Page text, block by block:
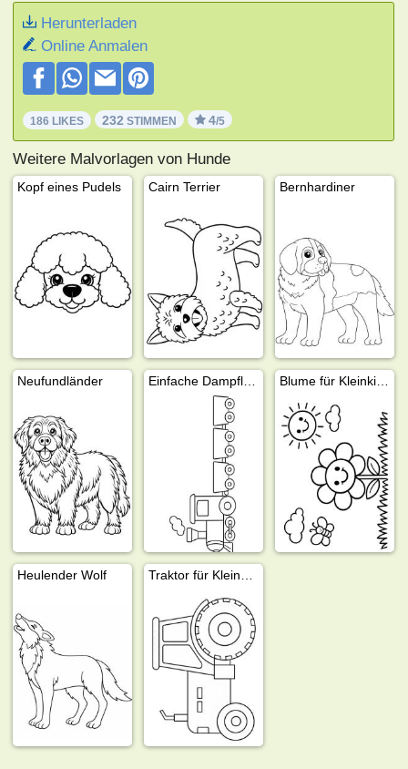
Herunterladen
Online Anmalen
186 LIKES 232 STIMMEN 4/5
Weitere Malvorlagen von Hunde
Kopf eines Pudels Cairn Terrier Bernhardiner
Neufundländer
Heulender Wolf